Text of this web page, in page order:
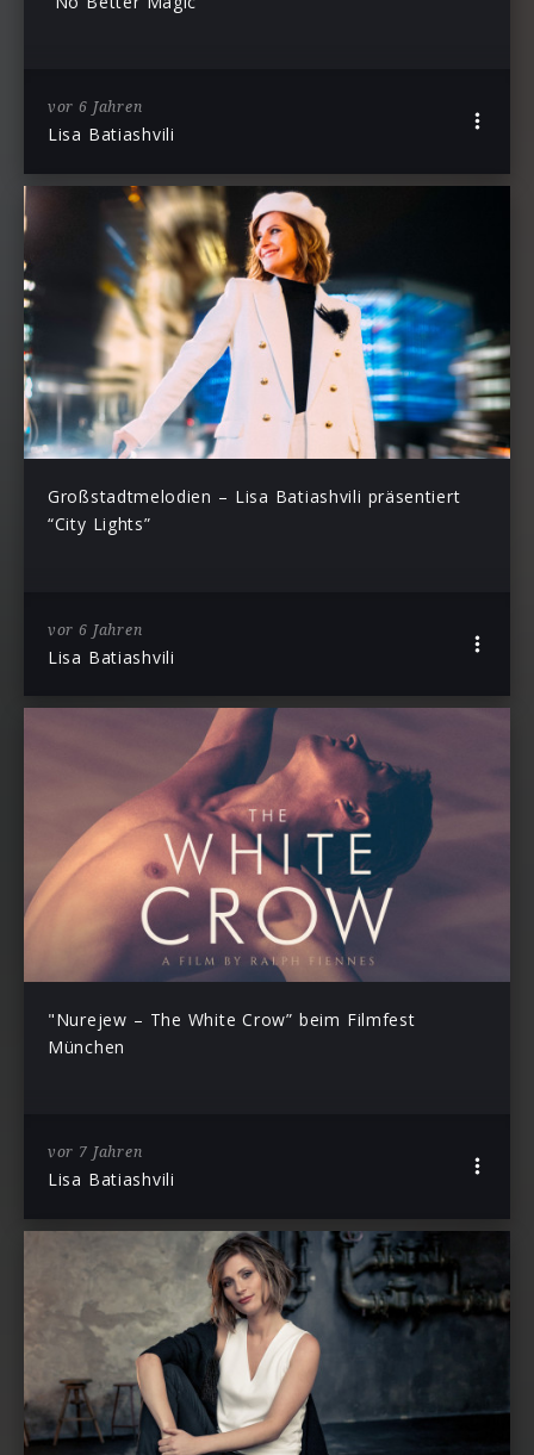
vor 6 Jahren
Lisa Batiashvili
Großstadtmelodien – Lisa Batiashvili präsentiert
“City Lights”
vor 6 Jahren
Lisa Batiashvili
"Nurejew – The White Crow” beim Filmfest
München
vor 7 Jahren
Lisa Batiashvili